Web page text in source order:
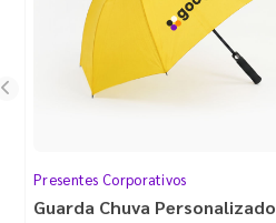
Presentes Corporativos
Guarda Chuva Personalizado